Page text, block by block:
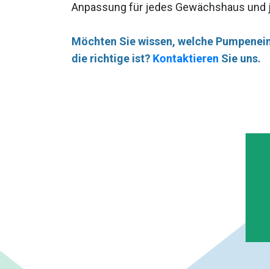
Anpassung für jedes Gewächshaus
Möchten Sie wissen, welche
die richtige ist? Kontaktieren Sie uns.